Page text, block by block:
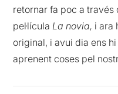
retornar fa poc a través
pel·lículaLa novia, i ara
original, i avui dia ens
aprenent coses pel